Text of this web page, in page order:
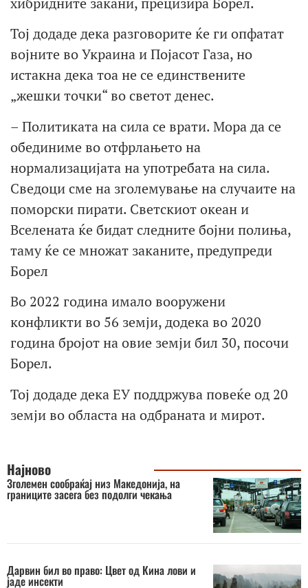
Тој додаде дека разговорите ќе ги опфатат
војните во Украина и Појасот Газа, но
истакна дека тоа не се единствените
„жешки точки“ во светот денес.
– Политиката на сила се врати. Мора да се
обединиме во отфрлањето на
нормализацијата на употребата на сила.
Сведоци сме на зголемување на случаите на
поморски пирати. Светскиот океан и
Вселената ќе бидат следните бојни полиња,
таму ќе се множат заканите, предупреди
Борел
Во 2022 година имало вооружени
конфликти во 56 земји, додека во 2020
година бројот на овие земји бил 30, посочи
Борел.
Тој додаде дека ЕУ поддржува повеќе од 20
земји во областа на одбраната и мирот.
Најново
Зголемен сообраќај низ Македонија, на
границите засега без подолги чекања
Дарвин бил во право: Цвет од Кина лови и
јаде инсекти